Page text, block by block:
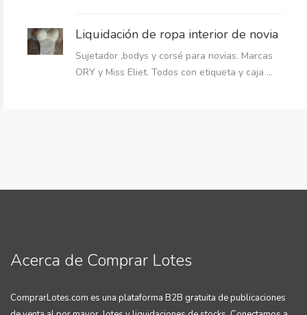
Liquidación de ropa interior de novia
Sujetador ,bodys y corsé para novias. Marcas
ORY y Miss Eliet. Todos con etiqueta y caja ...
Acerca de Comprar Lotes
ComprarLotes.com es una plataforma B2B gratuita de publicaciones